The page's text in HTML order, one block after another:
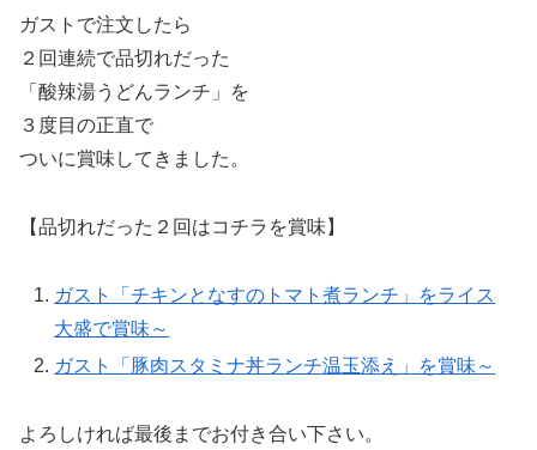
ガストで注文したら
２回連続で品切れだった
「酸辣湯うどんランチ」を
３度目の正直で
ついに賞味してきました。
【品切れだった２回はコチラを賞味】
ガスト「チキンとなすのトマト煮ランチ」をライス
大盛で賞味～
ガスト「豚肉スタミナ丼ランチ温玉添え」を賞味～
よろしければ最後までお付き合い下さい。